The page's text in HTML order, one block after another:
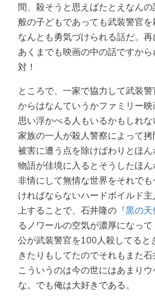
間、殺そうと思えばたとえなん
般の子どもであっても武装警官を
なんとも勇気づけられる話だ。
あくまでも映画の中の話ですか
対！
ところで、一家で協力して武装
からはなんていうかファミリー
思い浮かべる人もいるかもしれ
家族の一人が殺人警察によって
被害に遭う点を除けばわりとほん
物語が佳境に入るとそうしたほん
非情にして無情な世界をそれで
ければならないハードボイルド
上することで、石井隆の 『黒の
るノワールの空気が濃厚になっ
公が武装警官を100人殺してると
きたりもしてたのでそれもまた石
こういうのは今の世にはあまり
な。でも俺は大好きである。